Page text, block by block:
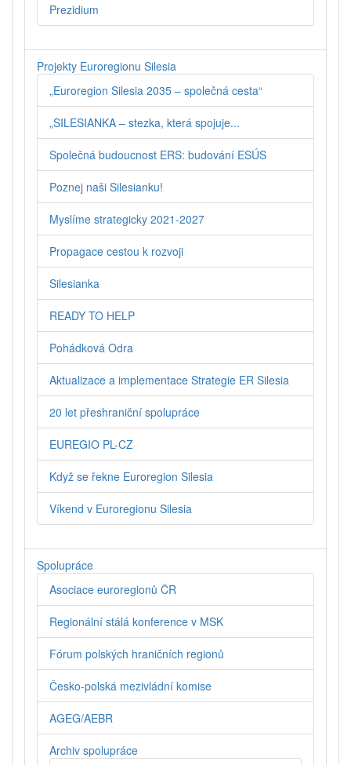
Prezidium
Projekty Euroregionu Silesia
„Euroregion Silesia 2035 – společná cesta“
„SILESIANKA – stezka, která spojuje...
Společná budoucnost ERS: budování ESÚS
Poznej naši Silesianku!
Myslíme strategicky 2021-2027
Propagace cestou k rozvoji
Silesianka
READY TO HELP
Pohádková Odra
Aktualizace a implementace Strategie ER Silesia
20 let přeshraniční spolupráce
EUREGIO PL-CZ
Když se řekne Euroregion Silesia
Víkend v Euroregionu Silesia
Spolupráce
Asociace euroregionů ČR
Regionální stálá konference v MSK
Fórum polských hraničních regionů
Česko-polská mezivládní komise
AGEG/AEBR
Archiv spolupráce